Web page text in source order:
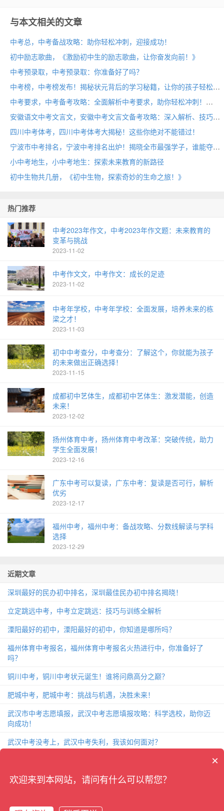
与本文相关的文章
中考总，中考备战攻略：助你轻松冲刺，迎接成功！
初中励志歌曲，《激励初中生的励志歌曲，让你奋发向前！》
中考预录取，中考预录取：你准备好了吗？
中考榜，中考榜发布！揭秘状元背后的学习秘籍，让你的孩子轻松登顶！
中考要求，中考备考攻略：全面解析中考要求，助你轻松冲刺！
安徽语文中考文言文，安徽中考文言文备考攻略：深入解析、技巧分享、题型分析
四川中考体考，四川中考体考大揭秘！这些你绝对不能错过！
宁波市中考排名，宁波中考排名出炉！揭晓全市最强学子，谁能夺得桂冠？
小中考地生，小中考地生：探索未来教育的新路径
初中生物共几册，《初中生物，探索奇妙的生命之旅！》
热门推荐
中考2023年作文，中考2023年作文题：未来教育的
变革与挑战
2023-11-02
中考作文文，中考作文：成长的足迹
2023-11-02
中考年学校，中考年学校：全面发展，培养未来的栋
梁之才！
2023-11-03
初中中考查分，中考查分：了解这个，你就能为孩子
的未来做出正确选择！
2023-11-15
成都初中艺体生，成都初中艺体生：激发潜能，创造
未来！
2023-12-02
扬州体育中考，扬州体育中考改革：突破传统，助力
学生全面发展！
2023-12-16
广东中考可以复读，广东中考：复读是否可行，解析
优劣
2023-12-17
福州中考，福州中考：备战攻略、分数线解读与学科
选择
2023-12-29
近期文章
深圳最好的民办初中排名，深圳最佳民办初中排名揭晓！
立定跳远中考，中考立定跳远：技巧与训练全解析
溧阳最好的初中，溧阳最好的初中，你知道是哪所吗？
福州体育中考报名，福州体育中考报名火热进行中，你准备好了
吗？
铜川中考，铜川中考状元诞生！谁将问鼎高分之巅？
肥城中考，肥城中考：挑战与机遇，决胜未来！
武汉市中考志愿填报，武汉中考志愿填报攻略：科学选校，助你迈
向成功！
武汉中考没考上，武汉中考失利，我该如何面对？
杭州中考2018，杭州中考2018：考题分析、备考攻略和成绩解读
×
欢迎来到本网站，请问有什么可以帮您？